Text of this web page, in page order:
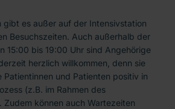
Krebsregister Brandenburg-
gibt es außer auf der Intensivstation
Besuchszeiten. Auch außerhalb der
15:00 bis 19:00 Uhr sind Angehörige
herzlich willkommen, denn sie
Patientinnen und Patienten positiv in
(z.B. im Rahmen des
Zudem können auch Wartezeiten